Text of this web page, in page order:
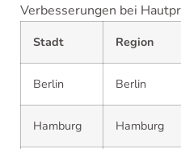
Verbesserungen bei
Stadt Region
Berlin Berlin
Hamburg Hamburg